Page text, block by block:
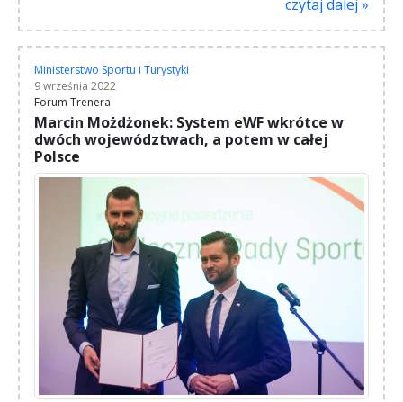
czytaj dalej »
Ministerstwo Sportu i Turystyki
9 września 2022
Forum Trenera
Marcin Możdżonek: System eWF wkrótce w
dwóch województwach, a potem w całej
Polsce